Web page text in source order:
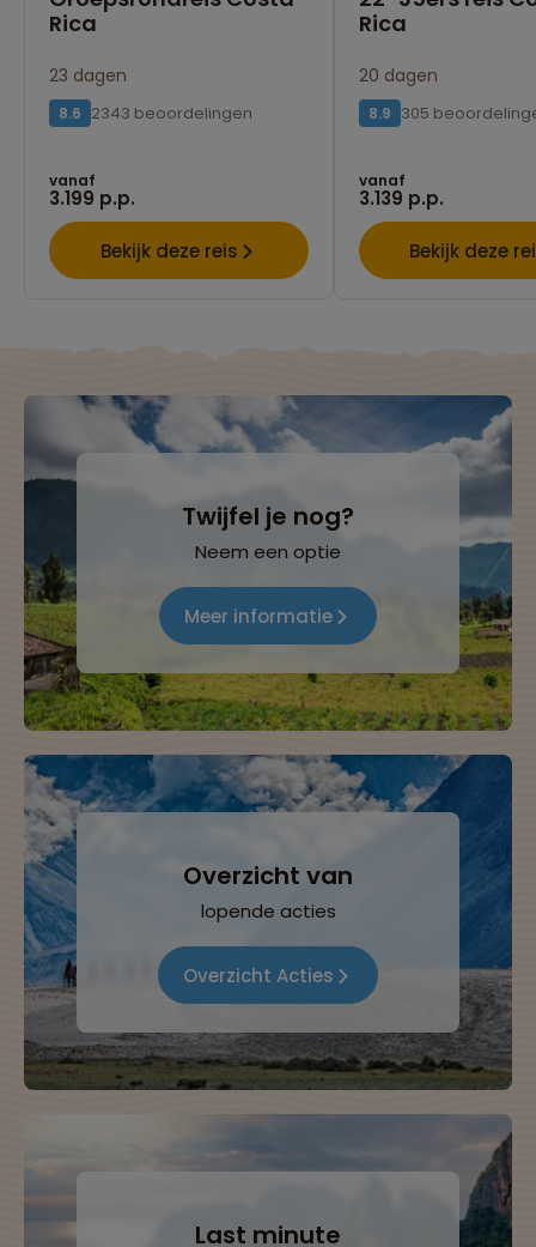
Rica
23 dagen
8.6 2343 beoordelingen
vanaf
3.199 p.p.
Bekijk deze reis
Rica
20 dagen
8.9 305
vanaf
3.139 p.p.
Bekijk deze
Twijfel je nog?
Neem een optie
Meer informatie
Overzicht van
lopende acties
Overzicht Acties
Last minute